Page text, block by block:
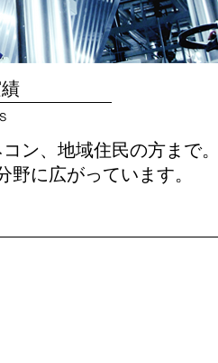
ン、地域住民の方まで。
に広がっています。